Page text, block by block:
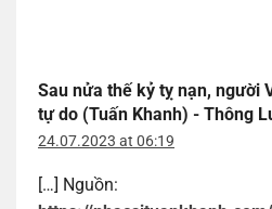
Sau nửa thế kỷ tỵ nạn, người
tự do (Tuấn Khanh) - Thông
24.07.2023 at 06:19
[…] Nguồn: